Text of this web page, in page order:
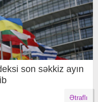
son səkkiz ayın
Ətraflı